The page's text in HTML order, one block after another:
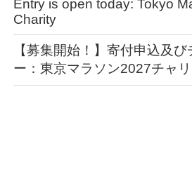
Entry is open today: Tokyo
Charity
【募集開始！】寄付申込及
ー：東京マラソン2027チャ